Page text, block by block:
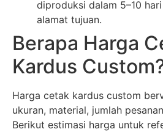
diproduksi dalam 5–10
alamat tujuan.
Berapa Harga
Kardus
Harga cetak kardus custom
ukuran, material, jumlah
Berikut estimasi harga untuk